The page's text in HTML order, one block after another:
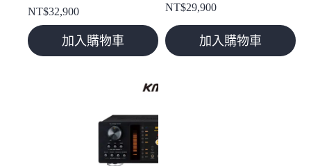
NT$32,900
加入購物車
NT$29,900
加入購物車